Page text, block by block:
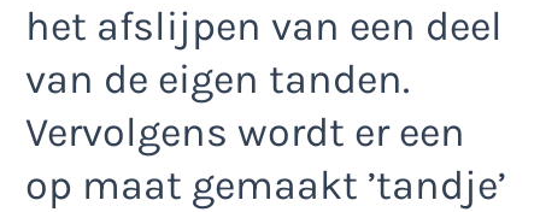
het afslijpen van een deel
van de eigen tanden.
Vervolgens wordt er een
op maat gemaakt ’tandje’